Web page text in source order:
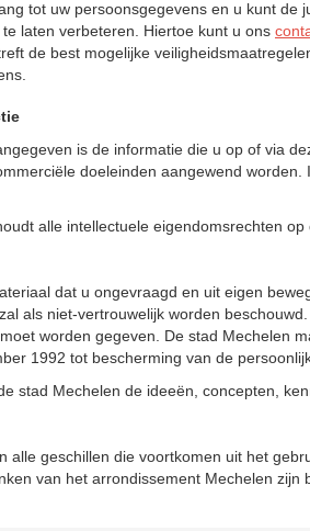
tot uw persoonsgegevens en u kunt
laten verbeteren. Hiertoe kunt u ons
de best mogelijke
is de informatie die u op of via
doeleinden aangewend
alle intellectuele eigendomsrechten
dat u ongevraagd en uit eigen
als niet-vertrouwelijk worden
worden gegeven. De stad Mechelen
1992 tot bescherming van de
stad Mechelen de ideeën, concepten,
alle geschillen die voortkomen uit het
van het arrondissement Mechelen zijn